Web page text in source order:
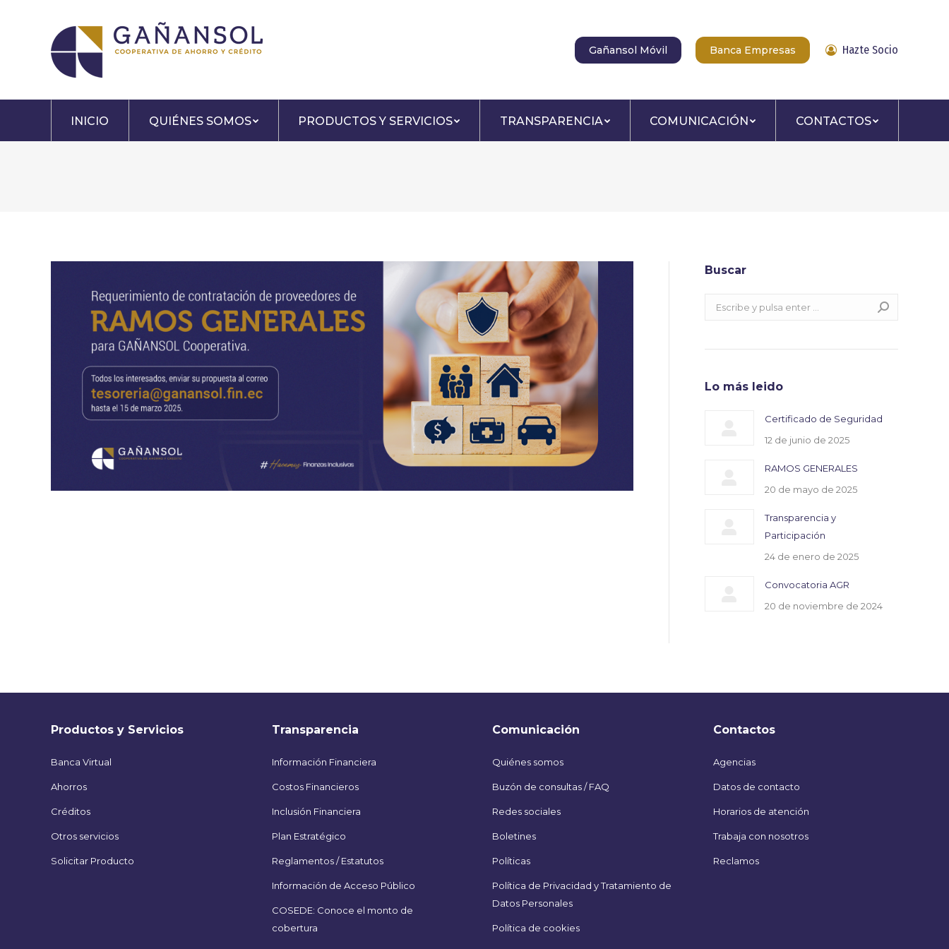
Gañansol Móvil Banca Empresas Hazte Socio
INICIO QUIÉNES SOMOS PRODUCTOS Y SERVICIOS TRANSPARENCIA COMUNICACIÓN CONTACTOS
Buscar
Buscar:
Lo más leido
Certificado de Seguridad
12 de junio de 2025
RAMOS GENERALES
20 de mayo de 2025
Transparencia y
Participación
24 de enero de 2025
Convocatoria AGR
20 de noviembre de 2024
Productos y Servicios
Banca Virtual
Ahorros
Créditos
Otros servicios
Solicitar Producto
Transparencia
Información Financiera
Costos Financieros
Inclusión Financiera
Plan Estratégico
Reglamentos / Estatutos
Información de Acceso Público
COSEDE: Conoce el monto de
cobertura
Comunicación
Quiénes somos
Buzón de consultas / FAQ
Redes sociales
Boletines
Políticas
Política de Privacidad y Tratamiento de
Datos Personales
Política de cookies
Contactos
Agencias
Datos de contacto
Horarios de atención
Trabaja con nosotros
Reclamos